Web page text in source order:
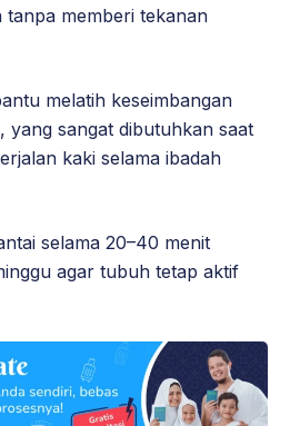
tanpa memberi tekanan
melatih keseimbangan
yang sangat dibutuhkan saat
kaki selama ibadah
selama 20–40 menit
agar tubuh tetap aktif